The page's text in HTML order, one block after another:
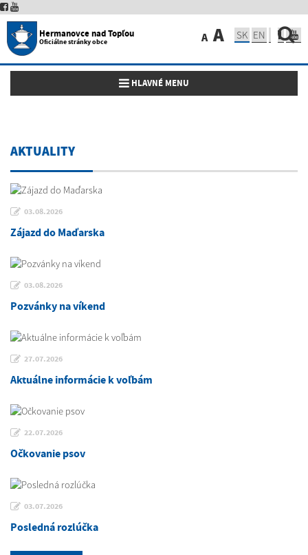
Hermanovce nad Topľou
Oficiálne stránky obce A A SK EN
Toggle navigation
HLAVNÉ MENU
AKTUALITY
03.08.2026
Zájazd do Maďarska
03.08.2026
Pozvánky na víkend
27.07.2026
Aktuálne informácie k voľbám
22.07.2026
Očkovanie psov
03.07.2026
Posledná rozlúčka